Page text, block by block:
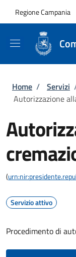
Regione Campania
Briciole
Home / Servizi
Autorizzazione
(
Servizio attivo
Procedimento di